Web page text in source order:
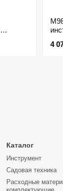
4
Каталог
Инструмент
Садовая техника
Расходные